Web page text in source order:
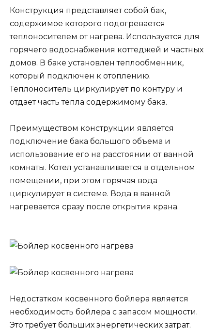
Конструкция представляет собой бак,
содержимое которого подогревается
теплоносителем от нагрева. Используется для
горячего водоснабжения коттеджей и частных
домов. В баке установлен теплообменник,
который подключен к отоплению.
Теплоноситель циркулирует по контуру и
отдает часть тепла содержимому бака.
Преимуществом конструкции является
подключение бака большого объема и
использование его на расстоянии от ванной
комнаты. Котел устанавливается в отдельном
помещении, при этом горячая вода
циркулирует в системе. Вода в ванной
нагревается сразу после открытия крана.
Недостатком косвенного бойлера является
необходимость бойлера с запасом мощности.
Это требует больших энергетических затрат.